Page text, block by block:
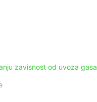
zavisnost od uvoza gasa